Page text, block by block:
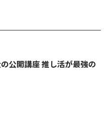
公開講座 推し活が最強の